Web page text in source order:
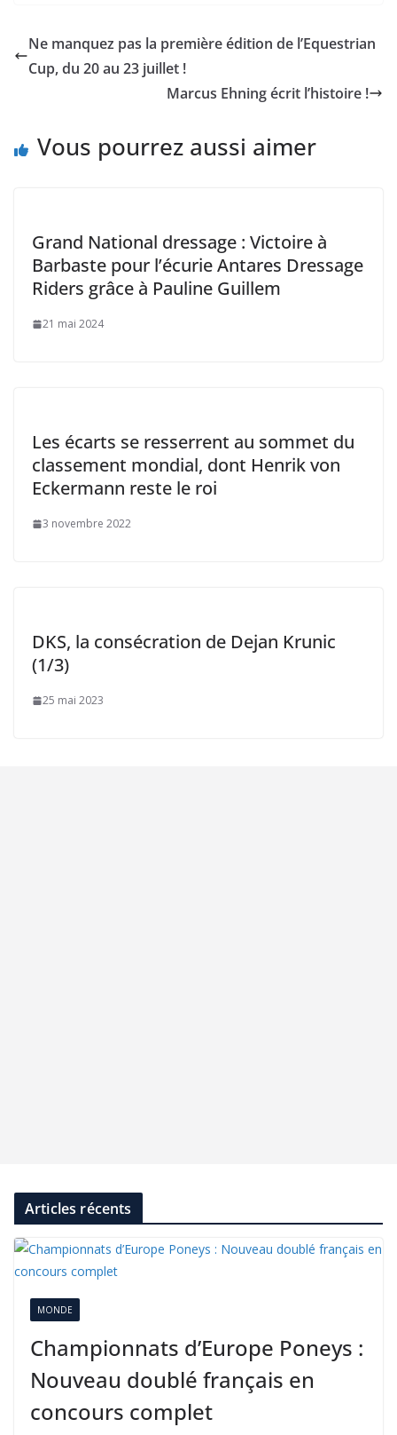
Ne manquez pas la première édition de l’Equestrian
Cup, du 20 au 23 juillet !
Marcus Ehning écrit l’histoire !
Vous pourrez aussi aimer
Grand National dressage : Victoire à
Barbaste pour l’écurie Antares Dressage
Riders grâce à Pauline Guillem
21 mai 2024
Les écarts se resserrent au sommet du
classement mondial, dont Henrik von
Eckermann reste le roi
3 novembre 2022
DKS, la consécration de Dejan Krunic
(1/3)
25 mai 2023
Articles récents
MONDE
Championnats d’Europe Poneys :
Nouveau doublé français en
concours complet